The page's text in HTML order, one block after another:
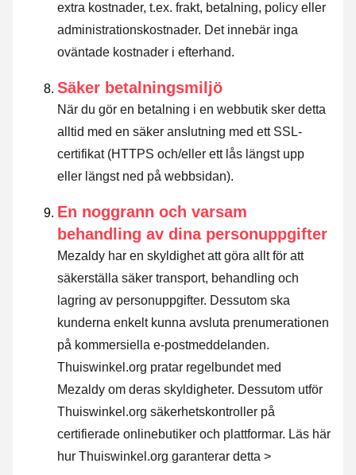
extra kostnader, t.ex. frakt, betalning, policy eller
administrationskostnader. Det innebär inga
oväntade kostnader i efterhand.
Säker betalningsmiljö
När du gör en betalning i en webbutik sker detta
alltid med en säker anslutning med ett SSL-
certifikat (HTTPS och/eller ett lås längst upp
eller längst ned på webbsidan).
En noggrann och varsam
behandling av dina personuppgifter
Mezaldy har en skyldighet att göra allt för att
säkerställa säker transport, behandling och
lagring av personuppgifter. Dessutom ska
kunderna enkelt kunna avsluta prenumerationen
på kommersiella e-postmeddelanden.
Thuiswinkel.org pratar regelbundet med
Mezaldy om deras skyldigheter. Dessutom utför
Thuiswinkel.org säkerhetskontroller på
certifierade onlinebutiker och plattformar. Läs här
hur Thuiswinkel.org garanterar detta >